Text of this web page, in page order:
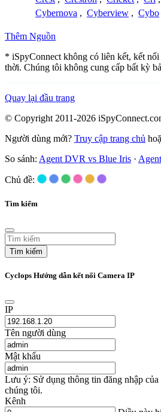
Cybernova , Cyberview , Cybo
Thêm Nguồn
* iSpyConnect không có liên kết, kết
thời. Chúng tôi không cung cấp bất kỳ
Quay lại đầu trang
© Copyright 2011-2026
Người dùng mới? Truy cập trang chủ
So sánh: Agent DVR vs Blue Iris ·
Chủ đề:
Tìm kiếm
Tìm kiếm
Cyclops Hướng dẫn kết nối Camera IP
IP
Tên người dùng
Mật khẩu
Lưu ý: Sử dụng thông tin đăng nhập
chúng tôi.
Kênh